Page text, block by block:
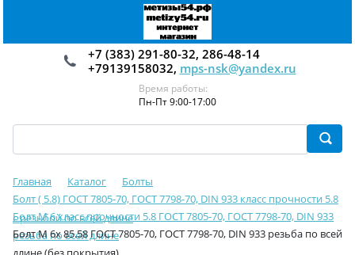
+7 (383) 291-80-32, 286-48-14
+79139158032, mps-nsk@yandex.ru
Время работы:
Пн-Пт 9:00-17:00
Главная Каталог
Болты
Болт ( 5.8) ГОСТ 7805-70, ГОСТ 7798-70, DIN 933 класс прочности 5.8
с резьбой по всей длине
Болт М 6 класс прочности 5.8 ГОСТ 7805-70, ГОСТ 7798-70, DIN 933
резьба по всей длине
Болт М 6х 85.58 ГОСТ 7805-70, ГОСТ 7798-70, DIN 933 резьба по всей